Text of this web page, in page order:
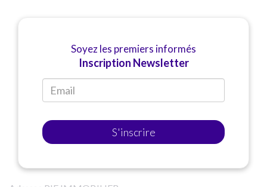
Soyez les premiers informés
Inscription Newsletter
S'inscrire